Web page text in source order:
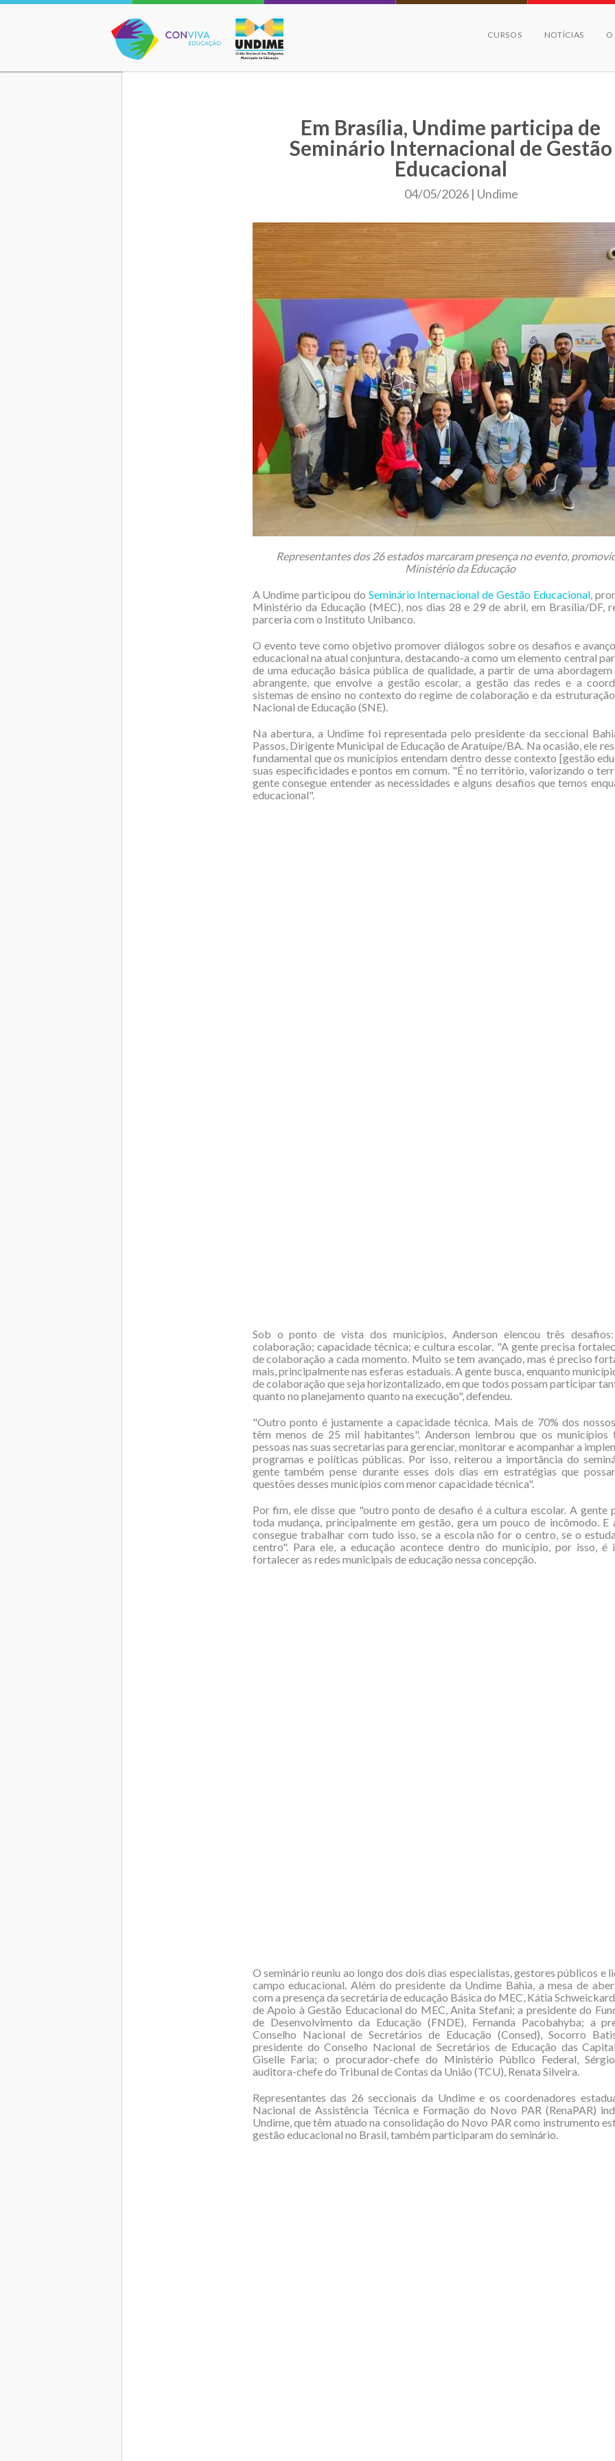
Conviva Educação
CURSOS NOTÍCIAS O
Em Brasília, Undime participa de
Seminário Internacional de Gestão
Educacional
04/05/2026 | Undime
Representantes dos 26 estados marcaram presença no evento,
Ministério da Educação
A Undime participou do Seminário Internacional de Gestão Educacional,
Ministério da Educação (MEC), nos dias 28 e 29 de abril, em Brasília/DF,
parceria com o Instituto Unibanco.
O evento teve como objetivo promover diálogos sobre os desafios e
educacional na atual conjuntura, destacando-a como um elemento central
de uma educação básica pública de qualidade, a partir de uma
abrangente, que envolve a gestão escolar, a gestão das redes e a
sistemas de ensino no contexto do regime de colaboração e da
Nacional de Educação (SNE).
Na abertura, a Undime foi representada pelo presidente da seccional
Passos, Dirigente Municipal de Educação de Aratuípe/BA. Na ocasião, ele
fundamental que os municípios entendam dentro desse contexto [gestão
suas especificidades e pontos em comum. "É no território, valorizando o
gente consegue entender as necessidades e alguns desafios que temos
educacional".
Sob o ponto de vista dos municípios, Anderson elencou três
colaboração; capacidade técnica; e cultura escolar. "A gente precisa
de colaboração a cada momento. Muito se tem avançado, mas é preciso
mais, principalmente nas esferas estaduais. A gente busca, enquanto
de colaboração que seja horizontalizado, em que todos possam participar
quanto no planejamento quanto na execução", defendeu.
"Outro ponto é justamente a capacidade técnica. Mais de 70% dos
têm menos de 25 mil habitantes". Anderson lembrou que os municípios
pessoas nas suas secretarias para gerenciar, monitorar e acompanhar a
programas e políticas públicas. Por isso, reiterou a importância do
gente também pense durante esses dois dias em estratégias que
questões desses municípios com menor capacidade técnica".
Por fim, ele disse que "outro ponto de desafio é a cultura escolar. A gente
toda mudança, principalmente em gestão, gera um pouco de incômodo. E
consegue trabalhar com tudo isso, se a escola não for o centro, se o
centro". Para ele, a educação acontece dentro do município, por isso, é
fortalecer as redes municipais de educação nessa concepção.
O seminário reuniu ao longo dos dois dias especialistas, gestores públicos e
campo educacional. Além do presidente da Undime Bahia, a mesa de
com a presença da secretária de educação Básica do MEC, Kátia
de Apoio à Gestão Educacional do MEC, Anita Stefani; a presidente do
de Desenvolvimento da Educação (FNDE), Fernanda Pacobahyba; a
Conselho Nacional de Secretários de Educação (Consed), Socorro
presidente do Conselho Nacional de Secretários de Educação das
Giselle Faria; o procurador-chefe do Ministério Público Federal,
auditora-chefe do Tribunal de Contas da União (TCU), Renata Silveira.
Representantes das 26 seccionais da Undime e os coordenadores
Nacional de Assistência Técnica e Formação do Novo PAR (RenaPAR)
Undime, que têm atuado na consolidação do Novo PAR como instrumento
gestão educacional no Brasil, também participaram do seminário.